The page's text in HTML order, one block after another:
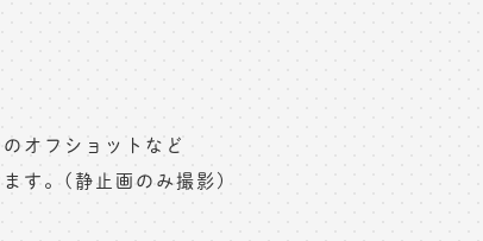
オフショットなど
す。(静止画のみ撮影)